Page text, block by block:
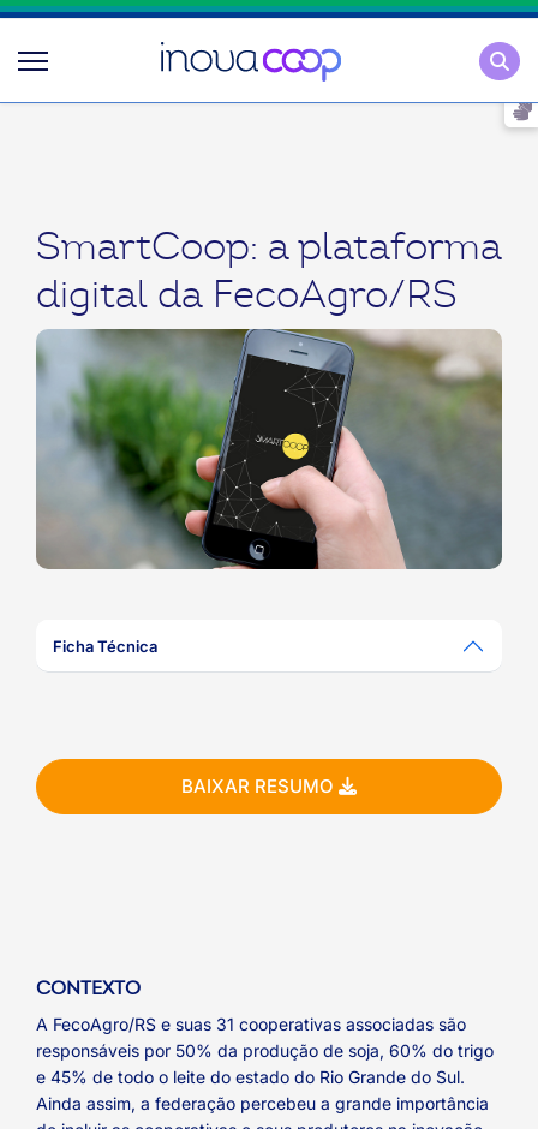
SmartCoop: a plataforma
digital da FecoAgro/RS
Ficha Técnica
BAIXAR RESUMO
CONTEXTO
A FecoAgro/RS e suas 31 cooperativas associadas são
responsáveis por 50% da produção de soja, 60% do trigo
e 45% de todo o leite do estado do Rio Grande do Sul.
Ainda assim, a federação percebeu a grande importância